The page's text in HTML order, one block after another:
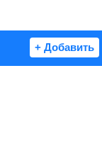
+ Добавить